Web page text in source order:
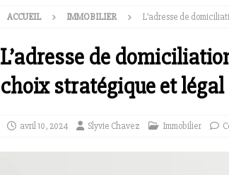
ACCUEIL IMMOBILIER L’adresse de
L’adresse de
choix stratégique et légal
avril 10, 2024 Slyvie Chavez Immobilier